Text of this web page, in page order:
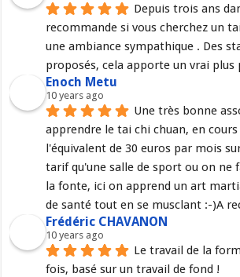
Depuis trois ans
recommande si vous cherchez un
une ambiance sympathique . Des
proposés, cela apporte un vrai plus
Enoch Metu
10 years ago
Une très bonne
apprendre le tai chi chuan, en
l'équivalent de 30 euros par mois
tarif qu'une salle de sport ou on ne
la fonte, ici on apprend un art
de santé tout en se musclant :-)A
Frédéric CHAVANON
10 years ago
Le travail de la
fois, basé sur un travail de fond !